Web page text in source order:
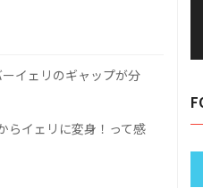
イェリのギャップが分
らイェリに変身！って感